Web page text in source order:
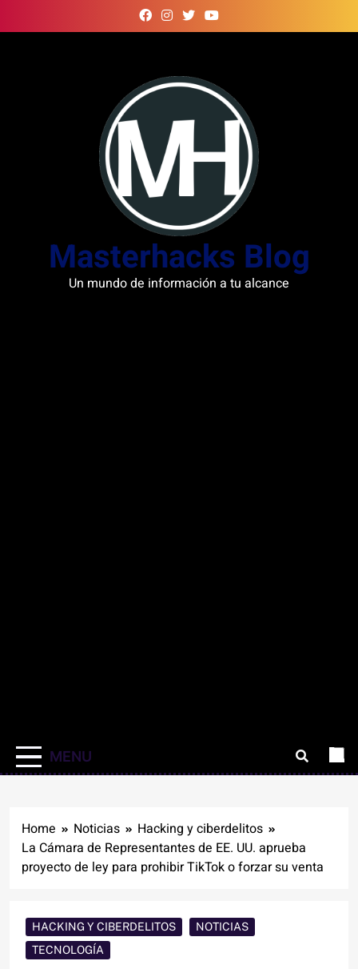
to
Masterhacks Blog
Un mundo de información a tu alcance
MENU
Home Noticias
Hacking y ciberdelitos
La Cámara de Representantes de EE. UU. aprueba
proyecto de ley para prohibir TikTok o forzar su venta
HACKING Y CIBERDELITOS
NOTICIAS
TECNOLOGÍA